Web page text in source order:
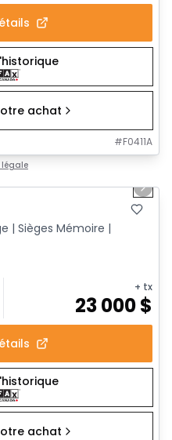
achat
#F0411A
légale
Next
| Sièges Mémoire |
+ tx
23 000$
achat